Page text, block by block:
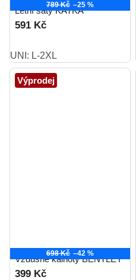
789 Kč –25 %
Letní šaty KATKA
591 Kč
UNI: L-2XL
Výprodej
698 Kč –42 %
Vzdušné kalhoty BENTLEY
399 Kč